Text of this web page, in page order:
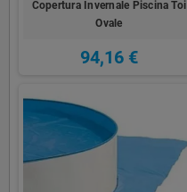
Copertura Invernale Piscina Toi
Ovale
94,16 €